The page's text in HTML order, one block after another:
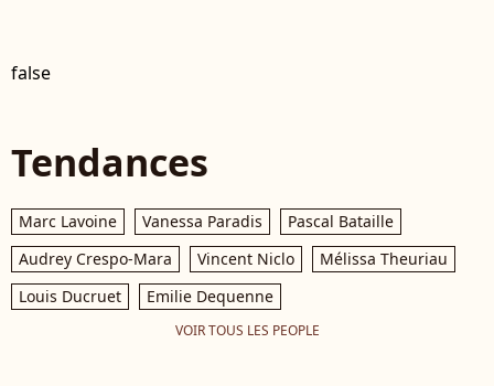
false
Tendances
Marc Lavoine Vanessa Paradis
Pascal Bataille
Audrey Crespo-Mara
Vincent Niclo
Mélissa Theuriau
Louis Ducruet
Emilie Dequenne
VOIR TOUS LES PEOPLE